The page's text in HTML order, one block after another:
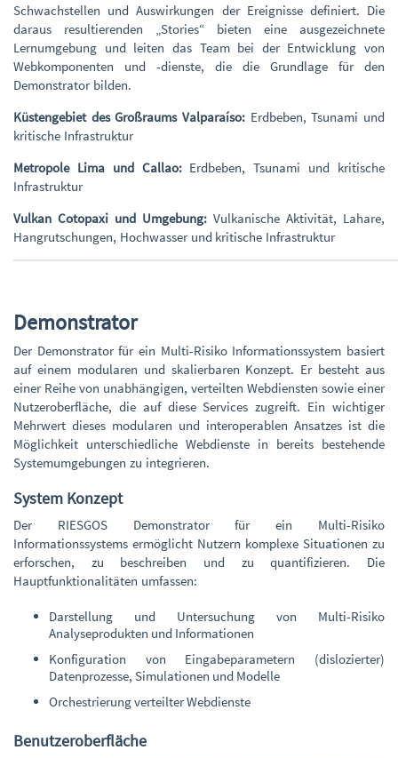
Schwachstellen und Auswirkungen der Ereignisse definiert. Die
daraus resultierenden „Stories“ bieten eine ausgezeichnete
Lernumgebung und leiten das Team bei der Entwicklung von
Webkomponenten und -dienste, die die Grundlage für den
Demonstrator bilden.
Küstengebiet des Großraums Valparaíso: Erdbeben, Tsunami und
kritische Infrastruktur
Metropole Lima und Callao:Erdbeben, Tsunami und kritische
Infrastruktur
Vulkan Cotopaxi und Umgebung: Vulkanische Aktivität, Lahare,
Hangrutschungen, Hochwasser und kritische Infrastruktur
Demonstrator
Der Demonstrator für ein Multi-Risiko Informationssystem basiert
auf einem modularen und skalierbaren Konzept. Er besteht aus
einer Reihe von unabhängigen, verteilten Webdiensten sowie einer
Nutzeroberfläche, die auf diese Services zugreift. Ein wichtiger
Mehrwert dieses modularen und interoperablen Ansatzes ist die
Möglichkeit unterschiedliche Webdienste in bereits bestehende
Systemumgebungen zu integrieren.
System Konzept
Der RIESGOS Demonstrator für ein Multi-Risiko
Informationssystems ermöglicht Nutzern komplexe Situationen zu
erforschen, zu beschreiben und zu quantifizieren. Die
Hauptfunktionalitäten umfassen:
Darstellung und Untersuchung von Multi-Risiko
Analyseprodukten und Informationen
Konfiguration von Eingabeparametern (dislozierter)
Datenprozesse, Simulationen und Modelle
Orchestrierung verteilter Webdienste
Benutzeroberfläche